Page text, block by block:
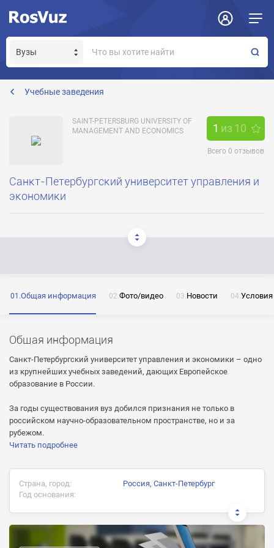
Учебные заведения
SAINT-PETERSBURG UNIVERSITY OF
MANAGEMENT AND ECONOMICS
1 из 10
Всего 0 отзывов
Санкт-Петербургский университет управления и
экономики
Общая информация Фото/видео Новости
Общая информация
Санкт-Петербургский университет управления и экономики – одно
из крупнейших учебных заведений, дающих Европейское
образование в России.
За годы существования вуз добился признания не только в
российском научно-образовательном пространстве, но и за
рубежом.
Читать подробнее
Страна, город:
Россия, Санкт-Петербург
Год основания:
Документ об окончании:
Диплом
rector@spbume.ru
Нажимая на кнопку «Отправить» я даю согласие
ОТПРАВИТЬ
Нажимая на кнопку «Отправить» я даю согласие